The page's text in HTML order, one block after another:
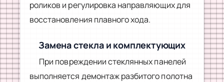
роликов и регулировка направляющих для
восстановления плавного хода.
Замена стекла и комплектующих
При повреждении стеклянных панелей
выполняется демонтаж разбитого полотна